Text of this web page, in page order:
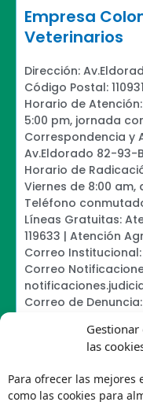
las
Para ofrecer las mejores
como las cookies para
Empresa
Veterinarios
Dirección:
Código Postal: 110931
Horario de
5:00 pm, jornada
Correspondencia y
Av.Eldorado 82-93-
Horario de
Viernes de 8:00
Teléfono
Líneas Gratuitas:
119633 | Atención
Correo
Correo
Correo de
Política de
Política de